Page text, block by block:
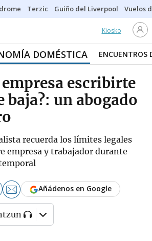
Terzic Guiño del Liverpool Vuelos
Kiosko
DOMÉSTICA ENCUENTROS
empresa escribirte
baja?: un abogado
recuerda los límites legales
empresa y trabajador durante
Añádenos en Google